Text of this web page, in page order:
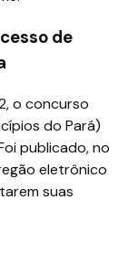
de
o concurso
do Pará)
publicado, no
eletrônico
suas